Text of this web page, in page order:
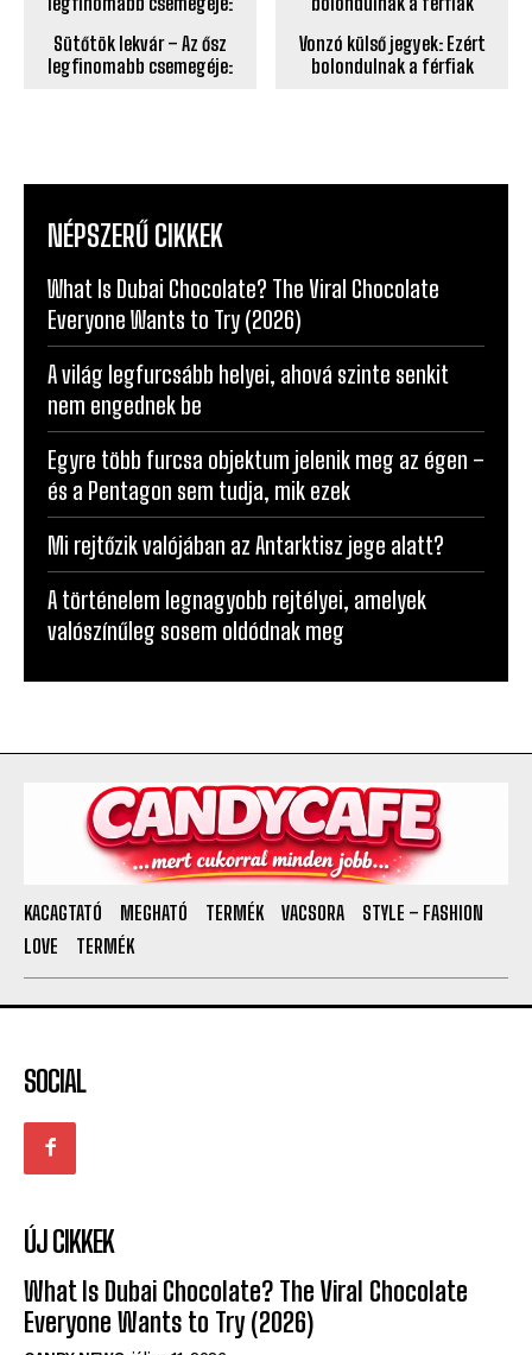
Sütőtök lekvár – Az ősz
legfinomabb csemegéje:
bolondulnak a férfiak
NÉPSZERŰ CIKKEK
Everyone Wants to Try (2026)
A világ legfurcsább helyei, ahová szinte senkit
nem engednek be
Egyre több furcsa objektum jelenik meg az égen –
és a Pentagon sem tudja, mik ezek
Mi rejtőzik valójában az Antarktisz jege alatt?
A történelem legnagyobb rejtélyei, amelyek
valószínűleg sosem oldódnak meg
MEGHATÓ TERMÉK VACSORA
STYLE – FASHION
LOVE
TERMÉK
ÚJ CIKKEK
Everyone Wants to Try (2026)
CANDY NEWS július 11, 2026